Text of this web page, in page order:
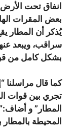
انفاق تحت
بعض المقرات
يُذكر أن المطار
بشكل كامل من
كما قال مراسلنا
تجري بين قوات
المطار” و
المحيطة